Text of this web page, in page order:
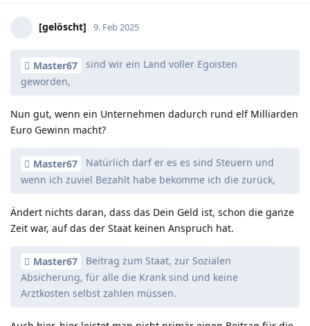
[gelöscht] 9. Feb 2025
Master67
sind wir ein Land voller Egoisten
geworden,
Nun gut, wenn ein Unternehmen dadurch rund elf Milliarden
Euro Gewinn macht?
Master67
Natürlich darf er es es sind Steuern und
wenn ich zuviel Bezahlt habe bekomme ich die zurück,
Ändert nichts daran, dass das Dein Geld ist, schon die ganze
Zeit war, auf das der Staat keinen Anspruch hat.
Master67
Beitrag zum Staat, zur Sozialen
Absicherung, für alle die Krank sind und keine
Arztkosten selbst zahlen müssen.